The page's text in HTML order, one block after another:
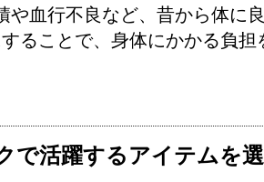
や血行不良など、昔から体に
ることで、身体にかかる負担
で活躍するアイテムを